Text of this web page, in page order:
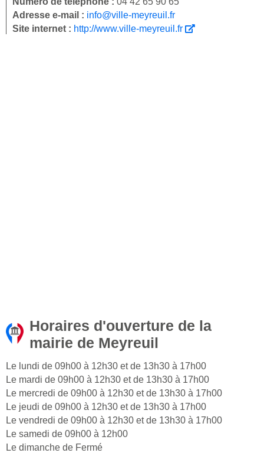
Adresse e-mail : info@ville-meyreuil.fr
Site internet : http://www.ville-meyreuil.fr
Horaires d'ouverture de la
mairie de Meyreuil
Le lundi de 09h00 à 12h30 et de 13h30 à 17h00
Le mardi de 09h00 à 12h30 et de 13h30 à 17h00
Le mercredi de 09h00 à 12h30 et de 13h30 à 17h00
Le jeudi de 09h00 à 12h30 et de 13h30 à 17h00
Le vendredi de 09h00 à 12h30 et de 13h30 à 17h00
Le samedi de 09h00 à 12h00
Le dimanche de Fermé